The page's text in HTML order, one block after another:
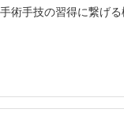
術手技の習得に繋げる